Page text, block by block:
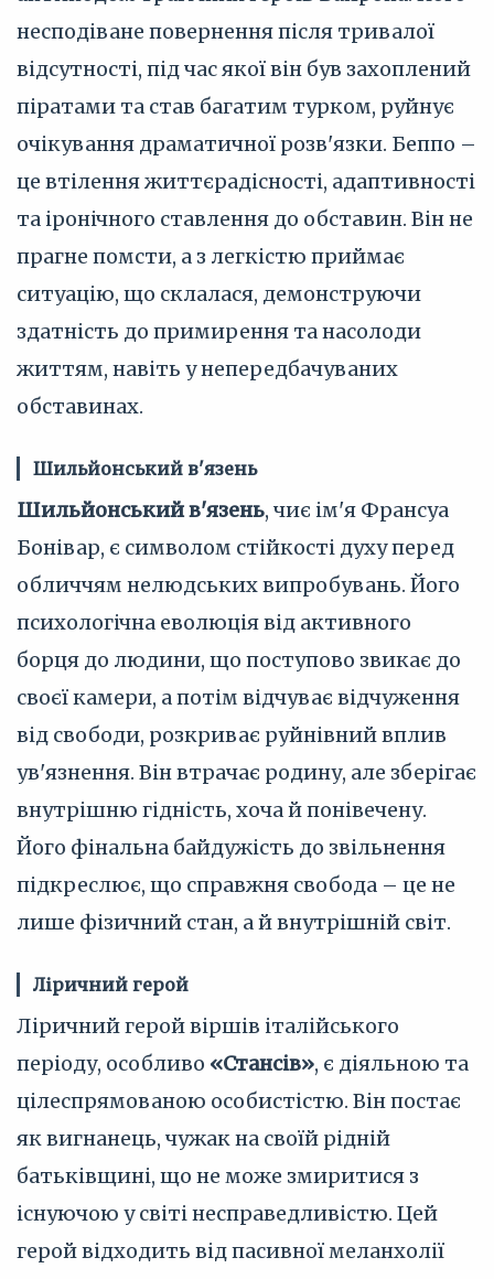
несподіване повернення після тривалої
відсутності, під час якої він був захоплений
піратами та став багатим турком, руйнує
очікування драматичної розв'язки. Беппо –
це втілення життєрадісності, адаптивності
та іронічного ставлення до обставин. Він не
прагне помсти, а з легкістю приймає
ситуацію, що склалася, демонструючи
здатність до примирення та насолоди
життям, навіть у непередбачуваних
обставинах.
Шильйонський в'язень
Шильйонський в'язень, чиє ім'я Франсуа
Бонівар, є символом стійкості духу перед
обличчям нелюдських випробувань. Його
психологічна еволюція від активного
борця до людини, що поступово звикає до
своєї камери, а потім відчуває відчуження
від свободи, розкриває руйнівний вплив
ув'язнення. Він втрачає родину, але зберігає
внутрішню гідність, хоча й понівечену.
Його фінальна байдужість до звільнення
підкреслює, що справжня свобода – це не
лише фізичний стан, а й внутрішній світ.
Ліричний герой
Ліричний герой віршів італійського
періоду, особливо «Стансів», є діяльною та
цілеспрямованою особистістю. Він постає
як вигнанець, чужак на своїй рідній
батьківщині, що не може змиритися з
існуючою у світі несправедливістю. Цей
герой відходить від пасивної меланхолії